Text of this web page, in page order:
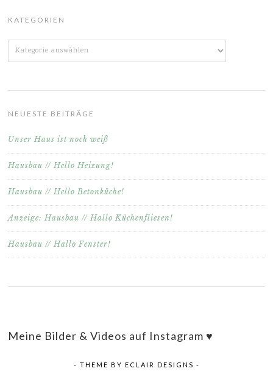
KATEGORIEN
Kategorien
NEUESTE BEITRÄGE
Unser Haus ist noch weiß
Hausbau // Hello Heizung!
Hausbau // Hello Betonküche!
Anzeige: Hausbau // Hallo Küchenfliesen!
Hausbau // Hallo Fenster!
Meine Bilder & Videos auf Instagram ♥
- THEME BY ECLAIR DESIGNS -